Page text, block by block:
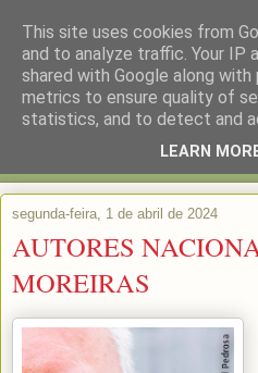
segunda-feira, 1 de abril de 2024
AUTORES
MOREIRAS
This site uses cookies from
and to analyze traffic. Your IP
shared with Google along
metrics to ensure quality of
statistics, and to detect and
LEARN